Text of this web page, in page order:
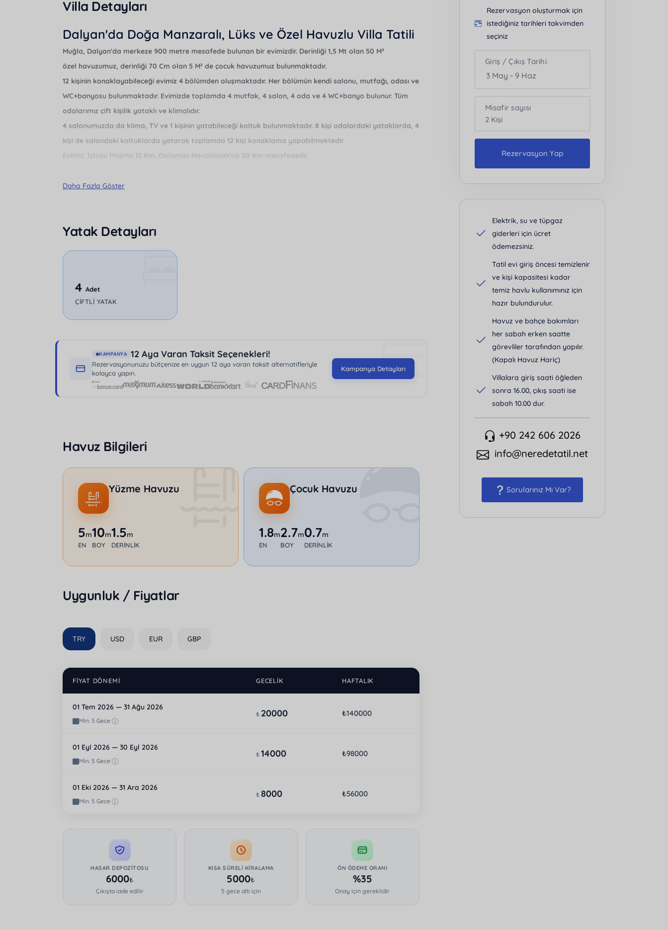
Villa Detayları
Dalyan'da Doğa Manzaralı, Lüks ve Özel Havuzlu Villa Tatili
Muğla, Dalyan'da merkeze 900 metre mesafede bulunan bir evimizdir. Derinliği 1,5 Mt olan 50 M²
özel havuzumuz, derinliği 70 Cm olan 5 M² de çocuk havuzumuz bulunmaktadır.
12 kişinin konaklayabileceği evimiz 4 bölümden oluşmaktadır. Her bölümün kendi salonu, mutfağı, odası ve
WC+banyosu bulunmaktadır. Evimizde toplamda 4 mutfak, 4 salon, 4 oda ve 4 WC+banyo bulunur. Tüm
odalarımız çift kişilik yataklı ve klimalıdır.
4 salonumuzda da klima, TV ve 1 kişinin yatabileceği koltuk bulunmaktadır. 8 kişi odalardaki yataklarda, 4
kişi de salondaki koltuklarda yatarak toplamda 12 kişi konaklama yapabilmektedir.
Evimiz, İztuzu Plajı'na 12 Km, Dalaman Havalimanı’na 30 Km mesafededir.
Daha Fazla Göster
Yatak Detayları
4 Adet
ÇIFTLI YATAK
KAMPANYA 12 Aya Varan Taksit Seçenekleri!
Rezervasyonunuzu bütçenize en uygun 12 aya varan taksit alternatifleriyle
kolayca yapın.
Kampanya Detayları
Havuz Bilgileri
Yüzme Havuzu
5m
EN
10m
BOY
1.5m
DERINLIK
Çocuk Havuzu
1.8m
EN
2.7m
BOY
0.7m
DERINLIK
Uygunluk / Fiyatlar
TRY USD EUR GBP
FIYAT DÖNEMI GECELIK HAFTALIK
01 Tem 2026 — 31 Ağu 2026
Min. 5 Gece
₺ 20000 ₺140000
01 Eyl 2026 — 30 Eyl 2026
Min. 5 Gece
₺14000 ₺98000
01 Eki 2026 — 31 Ara 2026
Min. 5 Gece
₺8000 ₺56000
HASAR DEPOZITOSU
6000₺
Çıkışta iade edilir
KISA SÜRELI KIRALAMA
5000₺
5 gece altı için
ÖN ÖDEME ORANI
%35
Onay için gereklidir
Rezervasyon oluşturmak için
istediğiniz tarihleri takvimden
seçiniz
Giriş / Çıkış Tarihi
Misafir sayısı
2 Kişi
Kişi Sayısı
Rezervasyon Yap
Elektrik, su ve tüpgaz
giderleri için ücret
ödemezsiniz.
Tatil evi giriş öncesi temizlenir
ve kişi kapasitesi kadar
temiz havlu kullanımınız için
hazır bulundurulur.
Havuz ve bahçe bakımları
her sabah erken saatte
görevliler tarafından yapılır.
(Kapalı Havuz Hariç)
Villalara giriş saati öğleden
sonra 16.00, çıkış saati ise
sabah 10.00 dur.
+90 242 606 2026
info@neredetatil.net
Sorularınız Mı Var?